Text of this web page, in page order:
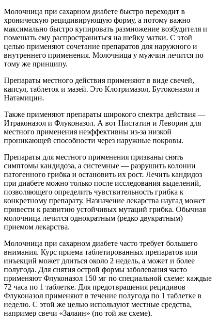
Молочница при сахарном диабете быстро переходит в
хроническую рецидивирующую форму, а потому важно
максимально быстро купировать размножение возбудителя и
помешать ему распространиться на шейку матки. С этой
целью применяют сочетание препаратов для наружного и
внутреннего применения. Молочница у мужчин лечится по
тому же принципу.
Препараты местного действия применяют в виде свечей,
капсул, таблеток и мазей. Это Клотримазол, Бутоконазол и
Натамицин.
Также применяют препараты широкого спектра действия —
Итраконазол и Флуконазол. А вот Нистатин и Леворин для
местного применения неэффективны из-за низкой
проникающей способности через наружные покровы.
Препараты для местного применения призваны снять
симптомы кандидоза, а системные — разрушить колонии
патогенного грибка и остановить их рост. Лечить кандидоз
при диабете можно только после исследования выделений,
позволяющего определить чувствительность грибка к
конкретному препарату. Назначение лекарства наугад может
привести к развитию устойчивых мутаций грибка. Обычная
молочница лечится однократным (редко двукратным)
приемом лекарства.
Молочница при сахарном диабете часто требует большего
внимания. Курс приема таблетированных препаратов или
инъекций может длиться около 2 недель, а может и более
полугода. Для снятия острой формы заболевания часто
применяют Флуконазол 150 мг по специальной схеме: каждые
72 часа по 1 таблетке. Для предотвращения рецидивов
Флуконазол применяют в течение полугода по 1 таблетке в
неделю. С этой же целью используют местные средства,
например свечи «Залаин» (по той же схеме).